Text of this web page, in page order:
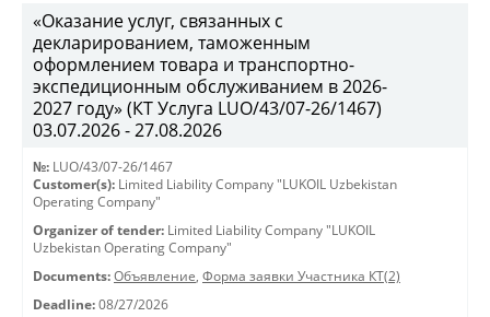
«Оказание услуг, связанных с
декларированием, таможенным
оформлением товара и транспортно-
экспедиционным обслуживанием в 2026-
2027 году» (КТ Услуга LUO/43/07-26/1467)
03.07.2026 - 27.08.2026
№: LUO/43/07-26/1467
Customer(s): Limited Liability Company "LUKOIL Uzbekistan
Operating Company"
Organizer of tender: Limited Liability Company "LUKOIL
Uzbekistan Operating Company"
Documents: Объявление, Форма заявки Участника КТ(2)
Deadline: 08/27/2026